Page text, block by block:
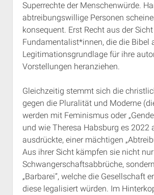
Superrechte der Menschenwürde.
abtreibungswillige Personen
konsequent. Erst Recht aus der
Fundamentalist*innen, die die Bibel
Legitimationsgrundlage für ihre
Vorstellungen heranziehen.
Gleichzeitig stemmt sich die
gegen die Pluralität und Moderne
werden mit Feminismus oder
und wie Theresa Habsburg es 2022
ausdrückte, einer mächtigen
Aus ihrer Sicht kämpfen sie nicht
Schwangerschaftsabbrüche,
„Barbarei“, welche die Gesellschaft
diese legalisiert würden. Im